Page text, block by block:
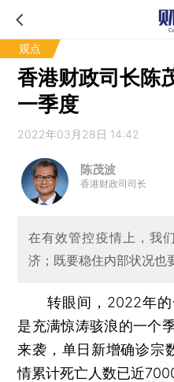
观点
香港财政司长陈
一季度
2022年03月28日 14:42
陈茂波
香港财政司司长
在有效管控疫情上，我
济；既要稳住内部状况也
转眼间，2022年的
是充满惊涛骇浪的一个
来袭，单日新增确诊宗
情累计死亡人数已近